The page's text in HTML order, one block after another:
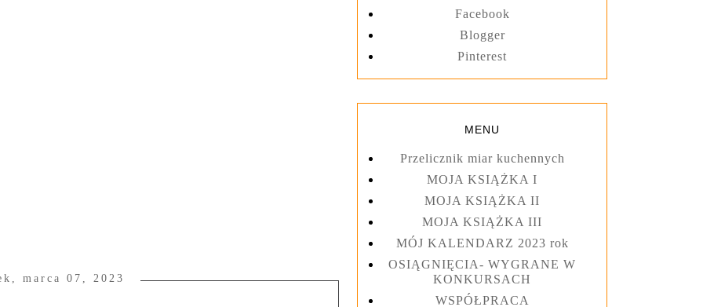
marca 07, 2023
Facebook
Blogger
Pinterest
MENU
Przelicznik miar kuchennych
MOJA KSIĄŻKA I
MOJA KSIĄŻKA II
MOJA KSIĄŻKA III
MÓJ KALENDARZ 2023 rok
OSIĄGNIĘCIA- WYGRANE W
KONKURSACH
WSPÓŁPRACA